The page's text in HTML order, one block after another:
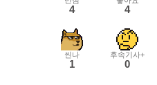
4 4
씬나
1
후속기사+
0